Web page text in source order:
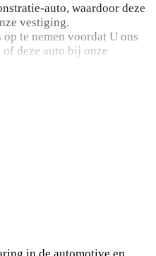
auto, waardoor deze
vestiging.
te nemen voordat U ons
deze auto bij onze
afwijken van de werkelijke
gebruik als demonstratie-
de actuele kilometerstand